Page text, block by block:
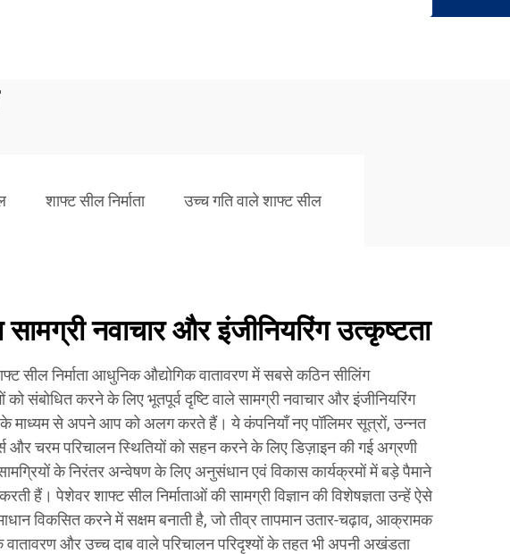
शाफ्ट सील निर्माता उच्च गति वाले शाफ्ट सील
नवाचार और इंजीनियरिंग उत्कृष्टता
सील निर्माता आधुनिक औद्योगिक वातावरण में सबसे कठिन सीलिंग
को संबोधित करने के लिए भूतपूर्व दृष्टि वाले सामग्री नवाचार और इंजीनियरिंग
के माध्यम से अपने आप को अलग करते हैं। ये कंपनियाँ नए पॉलिमर सूत्रों, उन्नत
और चरम परिचालन स्थितियों को सहन करने के लिए डिज़ाइन की गई अग्रणी
के निरंतर अन्वेषण के लिए अनुसंधान एवं विकास कार्यक्रमों में बड़े पैमाने
हैं। पेशेवर शाफ्ट सील निर्माताओं की सामग्री विज्ञान की विशेषज्ञता उन्हें ऐसे
विकसित करने में सक्षम बनाती है, जो तीव्र तापमान उतार-चढ़ाव, आक्रामक
वातावरण और उच्च दाब वाले परिचालन परिदृश्यों के तहत भी अपनी अखंडता